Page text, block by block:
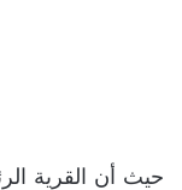
حيث أن القرية